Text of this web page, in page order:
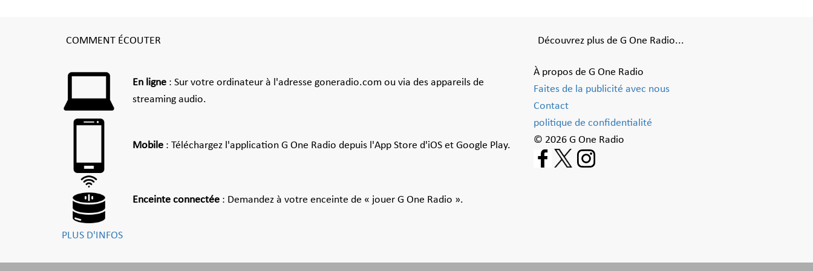
COMMENT ÉCOUTER
En ligne : Sur votre ordinateur à l'adresse goneradio.com ou via des appareils de
streaming audio.
Mobile : Téléchargez l'application G One Radio depuis l'App Store d'iOS et Google Play.
Enceinte connectée : Demandez à votre enceinte de « jouer G One Radio ».
PLUS D'INFOS
Découvrez plus de G One Radio...
À propos de G One Radio
Faites de la publicité avec nous
Contact
politique de confidentialité
© 2026 G One Radio